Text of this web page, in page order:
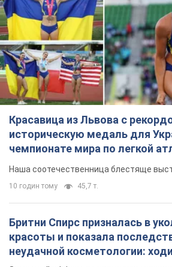
Красавица из Львова с
историческую медаль для
чемпионате мира по легкой
Видео
Наша соотечественница блестяще
10 годин тому 45,7 т.
Бритни Спирс призналась в
красоты и показала
неудачной косметологии: